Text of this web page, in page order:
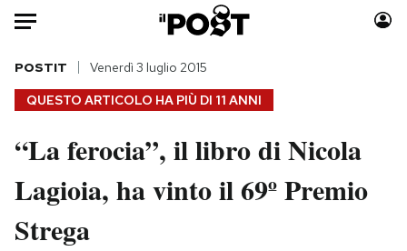
HOME
Italia
Politica
Tecnologia
Moda
Consumismi
QUESTO ARTICOLO HA PIÙ DI 11 ANNI
POSTIT Venerdì 3 luglio 2015
“La ferocia”, il libro di Nicola
Lagioia, ha vinto il 69º Premio
Strega